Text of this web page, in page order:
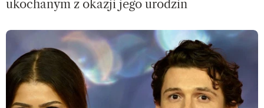
ukochanym z okazji jego urodzin